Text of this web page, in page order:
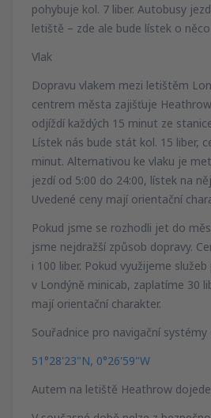
pohybuje kol. 7 liber. Autobusy
letiště – zde ale bude lístek o
Vlak
Dopravu vlakem mezi letištěm
centrem města zajišťuje
odjíždí každých 15 minut ze
Lístek nás bude stát kol. 15 liber,
minut. Alternativou ke vlaku je
jezdí od 5:00 do 24:00, lístek na
Uvedené ceny mají orientační
Pokud jsme se rozhodli jet do
jsme nejdražší způsob dopravy.
i 100 liber. Pokud využijeme
v Londýně minicab, zaplatíme 30
mají orientační charakter.
Souřadnice pro navigační systémy
51°28'23"N, 0°26'59"W
Autem na letiště Heathrow